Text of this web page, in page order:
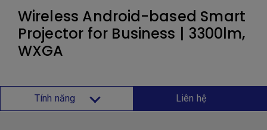
Wireless Android-based Smart
Projector for Business | 3300lm,
WXGA
Tính năng Liên hệ